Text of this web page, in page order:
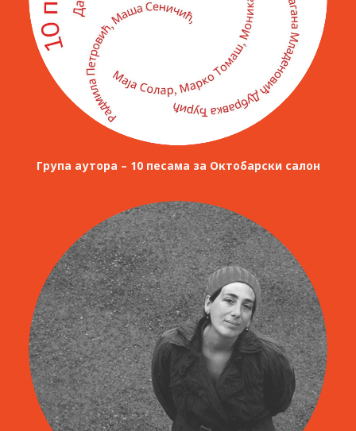
Група аутора – 10 песама за Октобарски салон